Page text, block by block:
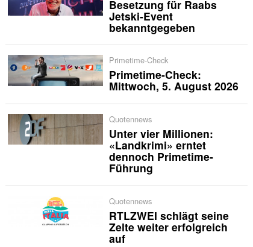
Besetzung für Raabs
Jetski-Event
bekanntgegeben
Primetime-Check
Primetime-Check:
Mittwoch, 5. August 2026
Quotennews
Unter vier Millionen:
«Landkrimi» erntet
dennoch Primetime-
Führung
Quotennews
RTLZWEI schlägt seine
Zelte weiter erfolgreich
auf